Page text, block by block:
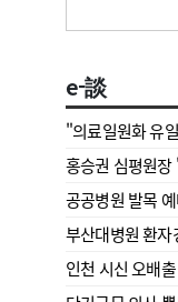
e-談
"의료일원화 유
홍승권 심평원장
공공병원 발목
부산대병원 환
인천 시신 오배